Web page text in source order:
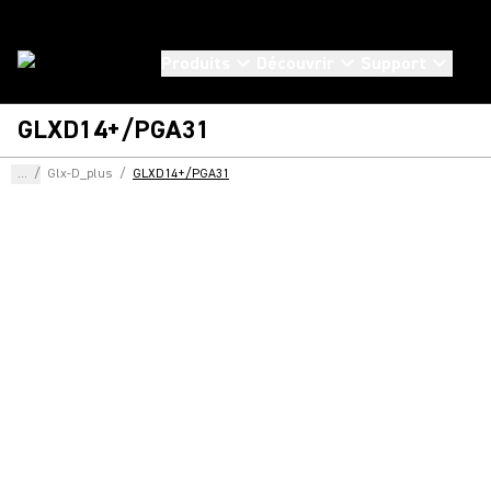
GLXD14+/PGA31
... / Glx-D_plus / GLXD14+/PGA31